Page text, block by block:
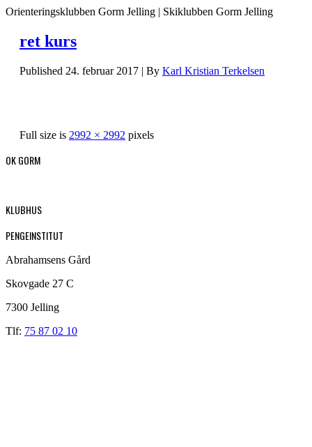
Orienteringsklubben Gorm Jelling | Skiklubben Gorm Jelling
ret kurs
Published 24. februar 2017 | By Karl Kristian Terkelsen
Full size is 2992 × 2992 pixels
OK GORM
KLUBHUS
PENGEINSTITUT
Abrahamsens Gård
Skovgade 27 C
7300 Jelling
Tlf: 75 87 02 10